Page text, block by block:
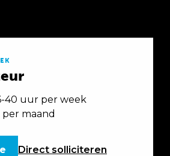
40 uur per week
maand
Direct solliciteren